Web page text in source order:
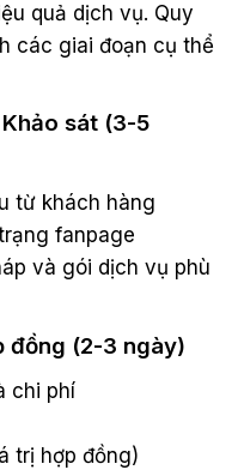
quả dịch vụ. Quy
các giai đoạn cụ thể
sát (3-5
từ khách hàng
fanpage
và gói dịch vụ phù
đồng (2-3 ngày)
chi phí
trị hợp đồng)